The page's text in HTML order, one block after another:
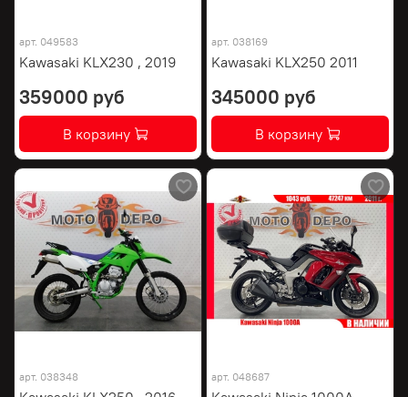
арт. 049583
Kawasaki KLX230 , 2019
359000 руб
В корзину
арт. 038169
Kawasaki KLX250 2011
345000 руб
В корзину
арт. 038348 арт. 048687